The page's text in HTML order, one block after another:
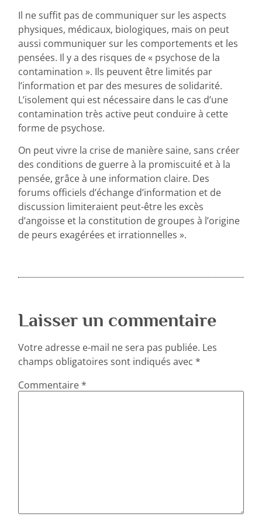
Il ne suffit pas de communiquer sur les aspects
physiques, médicaux, biologiques, mais on peut
aussi communiquer sur les comportements et les
pensées. Il y a des risques de « psychose de la
contamination ». Ils peuvent être limités par
l’information et par des mesures de solidarité.
L’isolement qui est nécessaire dans le cas d’une
contamination très active peut conduire à cette
forme de psychose.
On peut vivre la crise de manière saine, sans créer
des conditions de guerre à la promiscuité et à la
pensée, grâce à une information claire. Des
forums officiels d’échange d’information et de
discussion limiteraient peut-être les excès
d’angoisse et la constitution de groupes à l’origine
de peurs exagérées et irrationnelles ».
Laisser un commentaire
Votre adresse e-mail ne sera pas publiée. Les
champs obligatoires sont indiqués avec*
Commentaire*